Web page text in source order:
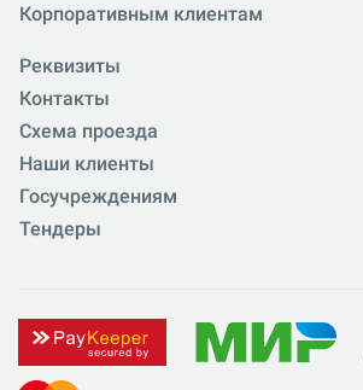
Корпоративным клиентам
Реквизиты
Контакты
Схема проезда
Наши клиенты
Госучреждениям
Тендеры